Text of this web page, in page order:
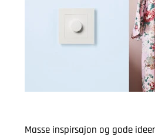
Masse inspirsajon og gode